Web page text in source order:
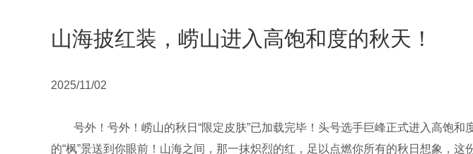
山海披红装，崂山进入高饱和度的秋天！
2025/11/02
号外！号外！崂山的秋日“限定皮肤”已加载完毕！头号选手巨峰正式进入高饱
的“枫”景送到你眼前！山海之间，那一抹炽烈的红，足以点燃你所有的秋日想象，这